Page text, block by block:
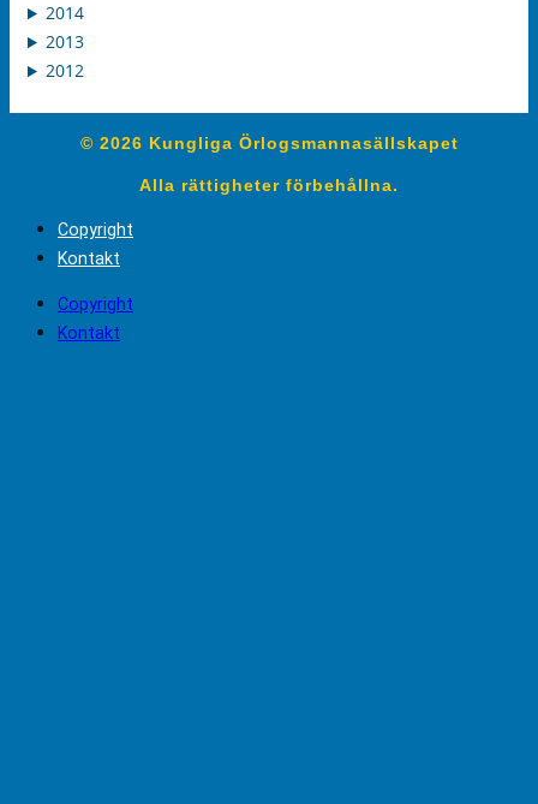
2014
2013
2012
© 2026 Kungliga Örlogsmannasällskapet
Alla rättigheter förbehållna.
Copyright
Kontakt
Copyright
Kontakt